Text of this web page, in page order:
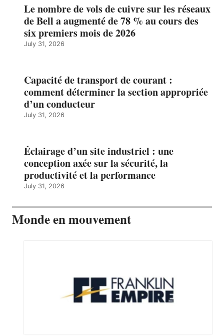
Le nombre de vols de cuivre sur les réseaux
de Bell a augmenté de 78 % au cours des
six premiers mois de 2026
July 31, 2026
Capacité de transport de courant :
comment déterminer la section appropriée
d’un conducteur
July 31, 2026
Éclairage d’un site industriel : une
conception axée sur la sécurité, la
productivité et la performance
July 31, 2026
Monde en mouvement